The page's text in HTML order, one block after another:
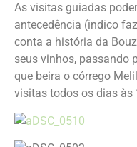
As visitas guiadas
antecedência (indico
conta a história da
seus vinhos, passando
que beira o córrego
visitas todos os dias às